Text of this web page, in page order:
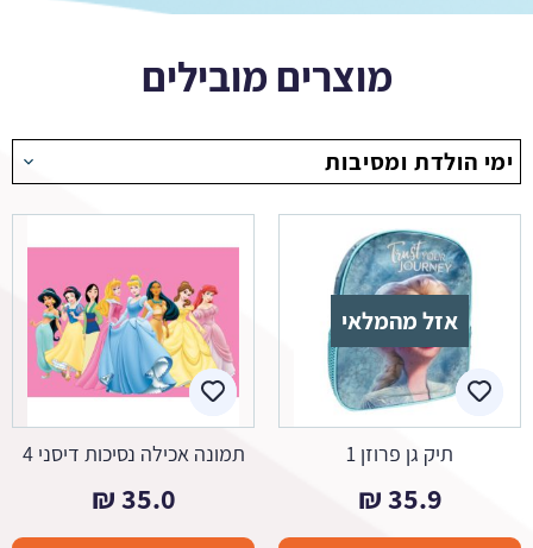
מוצרים מובילים
ימי הולדת ומסיבות
אזל מהמלאי
תיק גן פרוזן 1
35.9
₪
תמונה אכילה נסיכות דיסני 4
35.0
₪